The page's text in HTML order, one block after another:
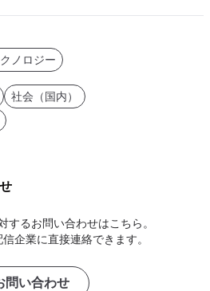
ノロジー
社会（国内）
するお問い合わせはこちら。
企業に直接連絡できます。
問い合わせ